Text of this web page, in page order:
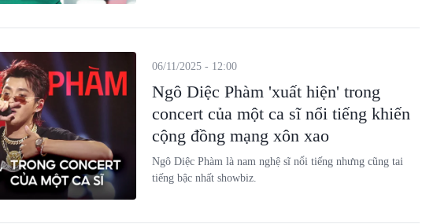
Ngô Diệc Phàm 'xuất hiện' trong
concert của một ca sĩ nổi tiếng khiến
cộng đồng mạng xôn xao
06/11/2025 - 12:00
Ngô Diệc Phàm là nam nghệ sĩ nổi tiếng nhưng cũng tai
tiếng bậc nhất showbiz.